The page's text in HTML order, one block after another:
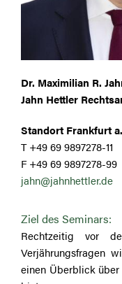
Dr. Maximilian R.
Jahn Hettler
Standort Frankfurt
T +49 69 9897278-11
F +49 69 9897278-99
jahn@jahnhettler.de
Ziel des Seminars:
Rechtzeitig vor
Verjährungsfragen
einen Überblick über